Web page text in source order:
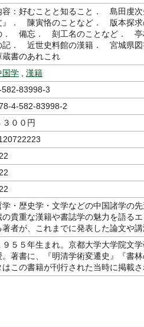
容：好むことと知ること． 島田虔
』． 陳寅恪のことなど． 版本探
． 備忘． 刻工名のことなど． 亭
記． 近世史料館の漢籍． 宮城県
蔵書のあれこれ
国学
漢籍
582-83998-3
4-582-83998-2
３００円
学・歴史学・文学などの中国諸学の
の貴重な漢籍や書誌学の魅力を語る
著者が、これまでに発表した論文や
９５５年生まれ。京都大学大学院文
。著書に、『明清学術変遷史』『書
はこの書籍が刊行された当時に掲載